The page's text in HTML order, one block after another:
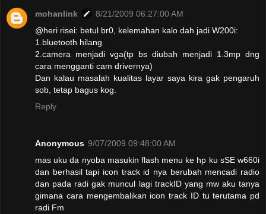
mohanlink
8/21/2009 06:27:00 AM
@heri risei: betul br0, kelemahan kalo dah jadi W200i:
1.bluetooth hilang
2.camera menjadi vga(tp bs diubah menjadi 1.3mp dng
cara mengganti cam drivernya)
Dan kalau masalah kualitas layar saya kira gak pengaruh
sob, tetap bagus kog.
Reply
Anonymous 9/07/2009 09:48:00 AM
mas uku da nyoba masukin flash menu ke hp ku sSE w660i
dan berhasil tapi icon track id nya berubah mencadi radio
dan pada radi gak muncul lagi trackID yang mw aku tanya
gimana cara mengembalikan icon track ID tu terutama pd
radi Fm